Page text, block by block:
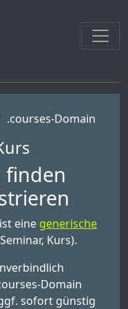
.courses-Domain
finden
eine generische
Kurs).
Domain
sofort günstig